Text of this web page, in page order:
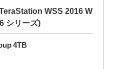
WSS 2016 W
シリーズ)
4TB